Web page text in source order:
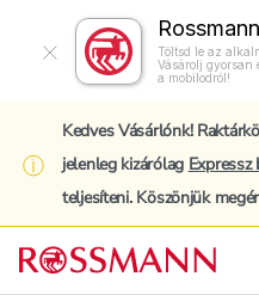
Rossmann
Töltsd le az
Vásárolj gyorsan
a mobilodról!
Kedves Vásárlónk!
jelenleg kizárólag
teljesíteni. Köszönjük
Keresés